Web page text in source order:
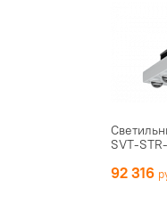
SVT-
92 316